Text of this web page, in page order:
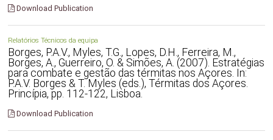
Download Publication
Relatórios Técnicos da equipa
Borges, P.A.V., Myles, T.G., Lopes, D.H., Ferreira, M.,
Borges, A., Guerreiro, O. & Simões, A. (2007). Estratégias
para combate e gestão das térmitas nos Açores. In:
P.A.V. Borges & T. Myles (eds.), Térmitas dos Açores.
Princípia, pp. 112-122, Lisboa.
Download Publication